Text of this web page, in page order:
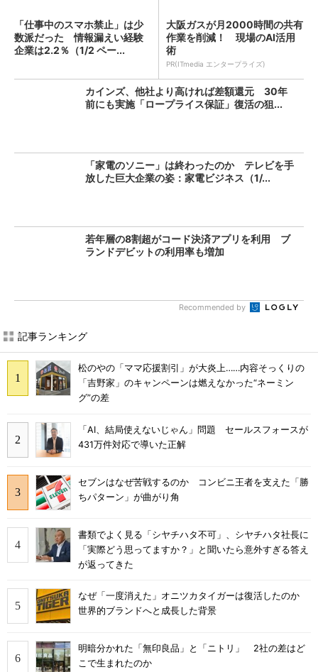
「仕事中のスマホ禁止」は少
数派だった 情報漏えい経験
企業は2.2％（1/2 ペー...
大阪ガスが月2000時間の共有
作業を削減！ 現場のAI活用
術
PR(ITmedia エンタープライズ)
カインズ、他社より高ければ差額還元 30年
前にも実施「ロープライス保証」復活の狙...
「家電のソニー」は終わったのか テレビを手
放した巨大企業の姿：家電ビジネス（1/...
若年層の8割超がコード決済アプリを利用 ブ
ランドデビットの利用率も増加
Recommended by
記事ランキング
松のやの「ママ応援割引」が大炎上……内容そっくりの
「吉野家」のキャンペーンは燃えなかった“ネーミン
グ”の差
「AI、結局使えないじゃん」問題 セールスフォースが
431万件対応で導いた正解
セブンはなぜ苦戦するのか コンビニ王者を支えた「勝
ちパターン」が曲がり角
書類でよく見る「シヤチハタ不可」、シヤチハタ社長に
「実際どう思ってますか？」と聞いたら意外すぎる答え
が返ってきた
なぜ「一度消えた」オニツカタイガーは復活したのか
世界的ブランドへと成長した背景
明暗分かれた「無印良品」と「ニトリ」 2社の差はど
こで生まれたのか